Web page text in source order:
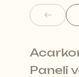
Paneli